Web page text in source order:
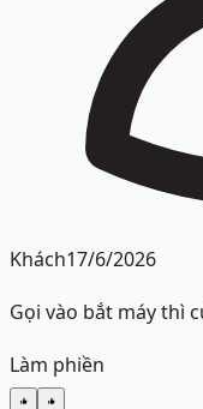
Khách17/6/2026
Gọi vào bắt máy thì
Làm phiền